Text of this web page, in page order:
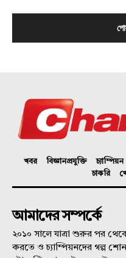
খবর বিজ্ঞানপ্রযুক্তি চ্যাম্পিয়ন
চাকরি
আমাদের সম্পর্কে
২০১০ সালে যাত্রা শুরুর পর
করতে ও চ্যাম্পিয়নদের গল্প